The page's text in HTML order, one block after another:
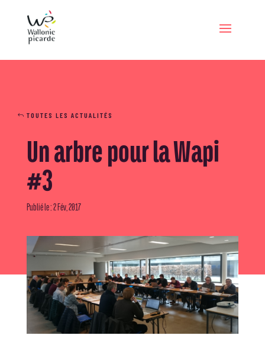
TOUTES LES ACTUALITÉS
Un arbre pour la Wapi
#3
Publié le : 2 Fév, 2017